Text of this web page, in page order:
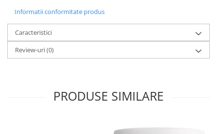
Informatii conformitate produs
Caracteristici
Review-uri(0)
PRODUSE SIMILARE